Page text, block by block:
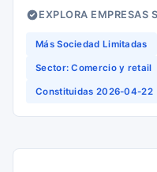
EXPLORA EMPRESAS
Más Sociedad Limitadas
Sector: Comercio y retail
Constituidas 2026-04-22